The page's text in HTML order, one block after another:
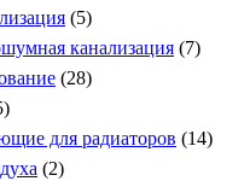
(5)
канализация (7)
(28)
для радиаторов (14)
(2)